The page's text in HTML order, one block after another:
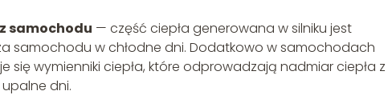
samochodu — część ciepła generowana w silniku jest
samochodu w chłodne dni. Dodatkowo w samochodach
się wymienniki ciepła, które odprowadzają nadmiar ciepła z
dni.